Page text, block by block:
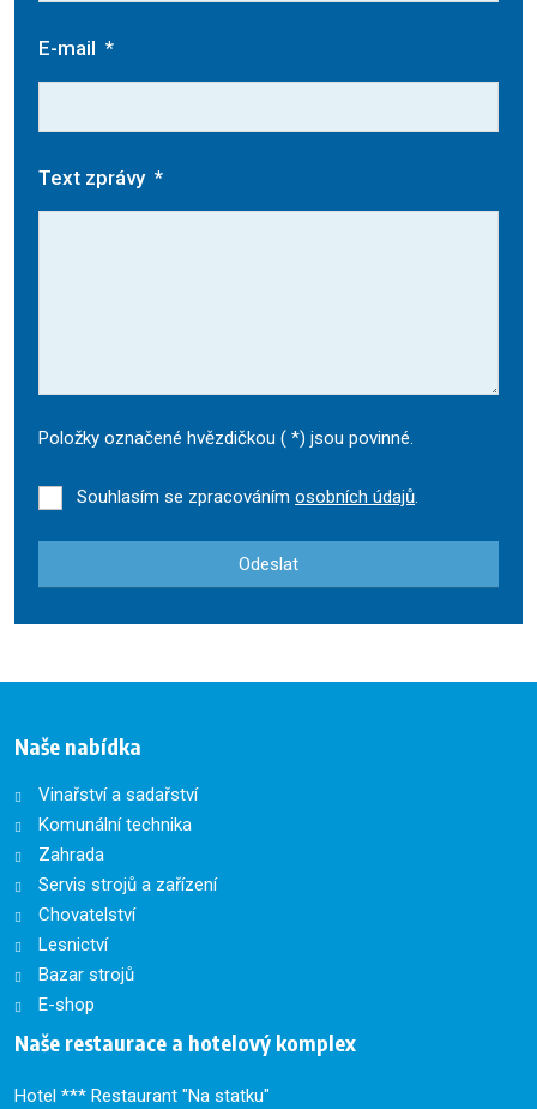
E-mail *
Text zprávy *
Položky označené hvězdičkou ( *) jsou povinné.
Souhlasím se zpracováním osobních údajů.
Odeslat
Naše nabídka
Vinařství a sadařství
Komunální technika
Zahrada
Servis strojů a zařízení
Chovatelství
Lesnictví
Bazar strojů
E-shop
Naše restaurace a hotelový komplex
Hotel *** Restaurant "Na statku"